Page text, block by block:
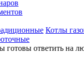
Котлы
готовы ответить на